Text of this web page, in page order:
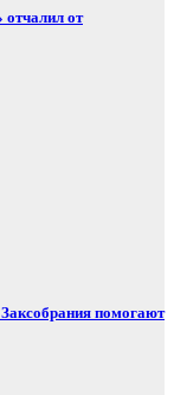
отчалил от
помогают